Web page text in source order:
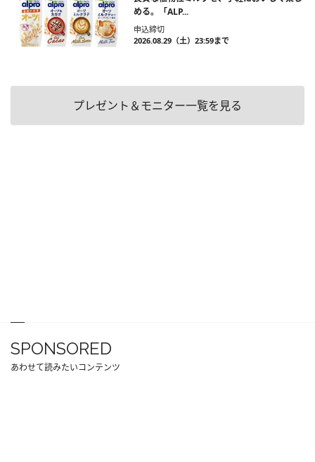
める。「ALP...
申込締切
2026.08.29（土）23:59まで
プレゼント＆モニター一覧を見る
SPONSORED
あわせて読みたいコンテンツ